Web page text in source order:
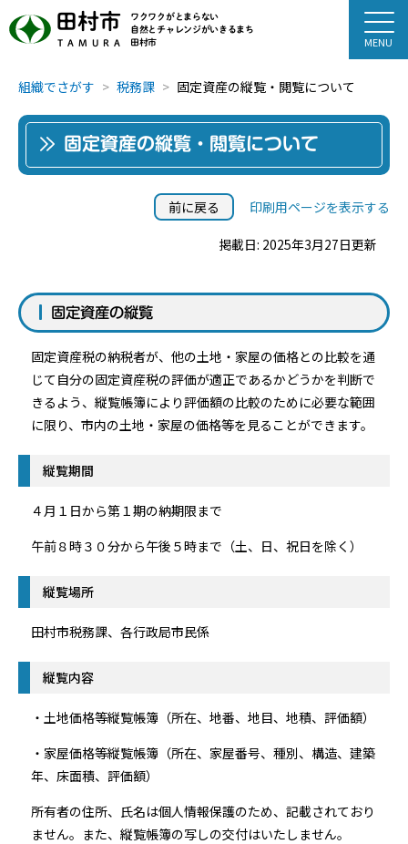
田村市
TAMURA
ワクワクがとまらない
自然とチャレンジがいきるまち
田村市
組織でさがす 税務課 固定資産の縦覧・閲覧について
固定資産の縦覧・閲覧について
前に戻る 印刷用ページを表示する
掲載日: 2025年3月27日更新
固定資産の縦覧
固定資産税の納税者が、他の土地・家屋の価格との比較を通
じて自分の固定資産税の評価が適正であるかどうかを判断で
きるよう、縦覧帳簿により評価額の比較のために必要な範囲
に限り、市内の土地・家屋の価格等を見ることができます。
縦覧期間
４月１日から第１期の納期限まで
午前８時３０分から午後５時まで（土、日、祝日を除く）
縦覧場所
田村市税務課、各行政局市民係
縦覧内容
・土地価格等縦覧帳簿（所在、地番、地目、地積、評価額）
・家屋価格等縦覧帳簿（所在、家屋番号、種別、構造、建築
年、床面積、評価額）
所有者の住所、氏名は個人情報保護のため、記載されており
ません。また、縦覧帳簿の写しの交付はいたしません。